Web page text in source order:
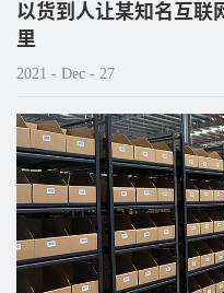
以货到人让某知名互联
里
2021 - Dec - 27